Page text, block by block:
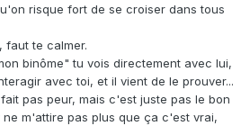
risque fort de se croiser dans tous
faut te calmer.
binôme" tu vois directement avec lui,
avec toi, et il vient de le prouver...
pas peur, mais c'est juste pas le bon
ne m'attire pas plus que ça c'est vrai,